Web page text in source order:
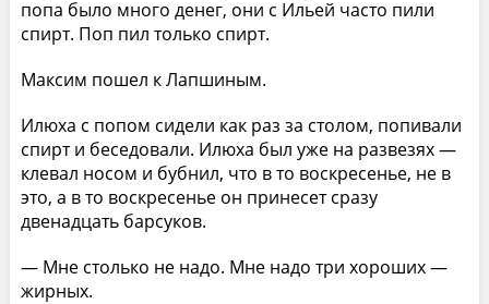
попа было много денег, они с Ильей часто пили
спирт. Поп пил только спирт.
Максим пошел к Лапшиным.
Илюха с попом сидели как раз за столом, попивали
спирт и беседовали. Илюха был уже на развезях —
клевал носом и бубнил, что в то воскресенье, не в
это, а в то воскресенье он принесет сразу
двенадцать барсуков.
— Мне столько не надо. Мне надо три хороших —
жирных.